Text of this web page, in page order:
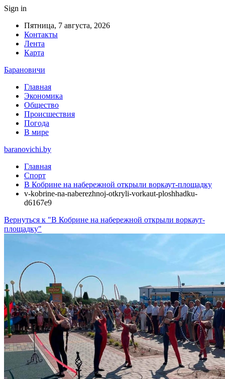
Sign in
Пятница, 7 августа, 2026
Контакты
Лента
Карта
Барановичи
Главная
Экономика
Общество
Происшествия
Погода
В мире
baranovichi.by
Главная
Спорт
В Кобрине на набережной открыли воркаут-площадку
v-kobrine-na-naberezhnoj-otkryli-vorkaut-ploshhadku-
d6167e9
Вернуться к "В Кобрине на набережной открыли воркаут-
площадку"